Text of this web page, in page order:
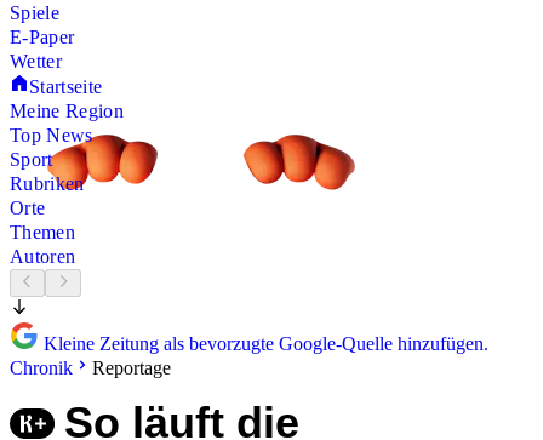
Spiele
E-Paper
Wetter
Startseite
Meine Region
Top News
Sport
Rubriken
Orte
Themen
Autoren
Kleine Zeitung als bevorzugte Google-Quelle hinzufügen.
Chronik
Reportage
So läuft die